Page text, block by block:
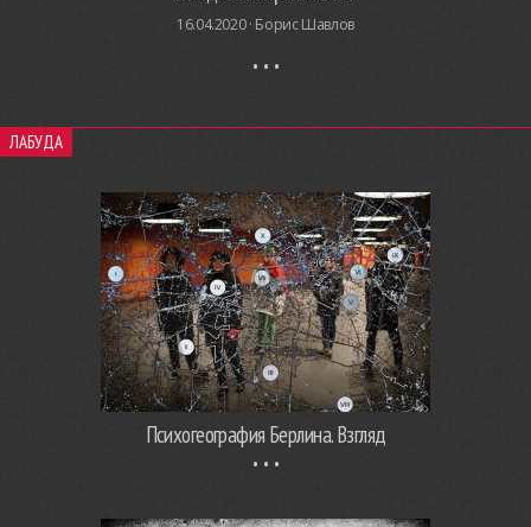
16.04.2020 · Борис Шавлов
ЛАБУДА
Психогеография Берлина. Взгляд